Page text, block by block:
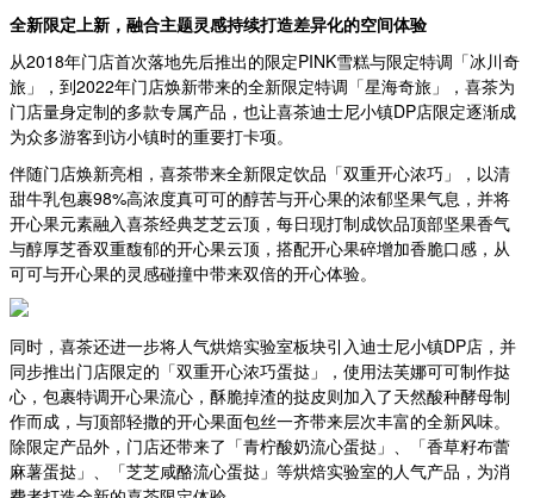
全新限定上新，融合主题灵感持续打造差异化的空间体验
从2018年门店首次落地先后推出的限定PINK雪糕与限定特调「冰川奇
旅」，到2022年门店焕新带来的全新限定特调「星海奇旅」，喜茶为
门店量身定制的多款专属产品，也让喜茶迪士尼小镇DP店限定逐渐成
为众多游客到访小镇时的重要打卡项。
伴随门店焕新亮相，喜茶带来全新限定饮品「双重开心浓巧」，以清
甜牛乳包裹98%高浓度真可可的醇苦与开心果的浓郁坚果气息，并将
开心果元素融入喜茶经典芝芝云顶，每日现打制成饮品顶部坚果香气
与醇厚芝香双重馥郁的开心果云顶，搭配开心果碎增加香脆口感，从
可可与开心果的灵感碰撞中带来双倍的开心体验。
同时，喜茶还进一步将人气烘焙实验室板块引入迪士尼小镇DP店，并
同步推出门店限定的「双重开心浓巧蛋挞」，使用法芙娜可可制作挞
心，包裹特调开心果流心，酥脆掉渣的挞皮则加入了天然酸种酵母制
作而成，与顶部轻撒的开心果面包丝一齐带来层次丰富的全新风味。
除限定产品外，门店还带来了「青柠酸奶流心蛋挞」、「香草籽布蕾
麻薯蛋挞」、「芝芝咸酪流心蛋挞」等烘焙实验室的人气产品，为消